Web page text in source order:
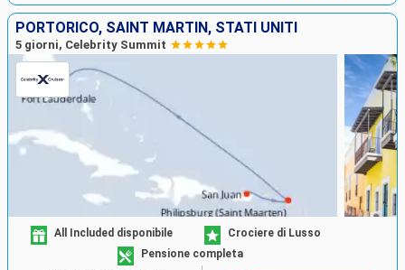
PORTORICO, SAINT MARTIN, STATI UNITI
5 giorni, Celebrity Summit
All Included disponibile
Crociere di Lusso
Pensione completa